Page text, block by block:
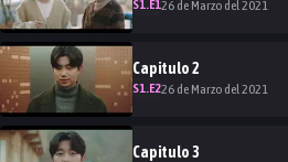
S1.E126 de Marzo del 2021
Capitulo2
S1.E226 de Marzo del 2021
Capitulo3